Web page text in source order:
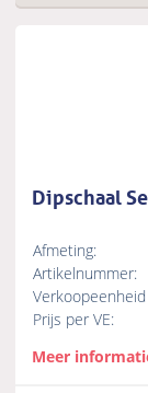
Dipschaal
Afmeting:
Artikelnummer:
Verkoopeenheid
Prijs per VE:
Meer